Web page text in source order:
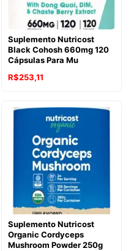
Suplemento Nutricost
Black Cohosh 660mg 120
Cápsulas Para Mu
R$253,11
Suplemento Nutricost
Organic Cordyceps
Mushroom Powder 250g